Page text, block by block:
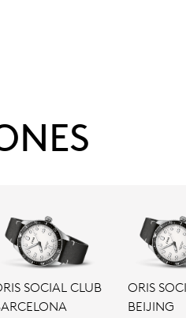
SOCIAL CLUB
ORIS
BEIJING